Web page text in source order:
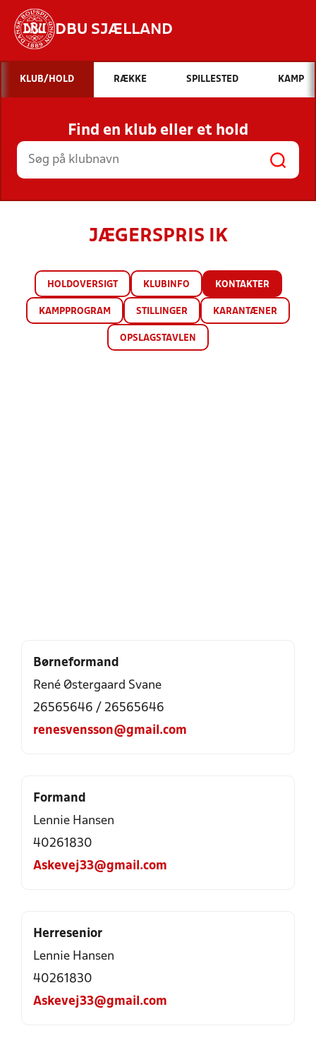
DBU SJÆLLAND
Hvad vil du søge efter?
INDHOLD OG NYHEDER
STILLINGER, RESULTATER, KLUBBER OG
HOLD
KLUB/HOLD RÆKKE SPILLESTED KAMP
Find en klub eller et hold
JÆGERSPRIS IK
HOLDOVERSIGT KLUBINFO KONTAKTER
KAMPPROGRAM STILLINGER KARANTÆNER
OPSLAGSTAVLEN
Børneformand
René Østergaard Svane
26565646 / 26565646
renesvensson@gmail.com
Formand
Lennie Hansen
40261830
Askevej33@gmail.com
Herresenior
Lennie Hansen
40261830
Askevej33@gmail.com